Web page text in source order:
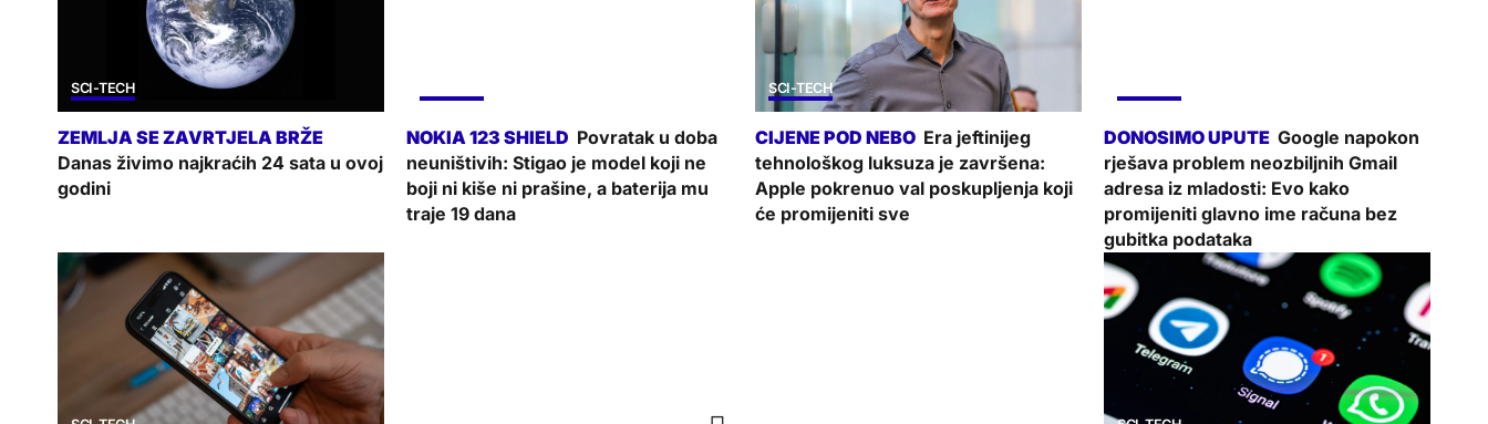
SCI-TECH
Danas živimo najkraćih 24 sata u ovoj
godini
Povratak u doba
neuništivih: Stigao je model koji ne
boji ni kiše ni prašine, a baterija mu
traje 19 dana
SCI-TECH
Era jeftinijeg
tehnološkog luksuza je završena:
Apple pokrenuo val poskupljenja koji
će promijeniti sve
Google napokon
rješava problem neozbiljnih Gmail
adresa iz mladosti: Evo kako
promijeniti glavno ime računa bez
gubitka podataka